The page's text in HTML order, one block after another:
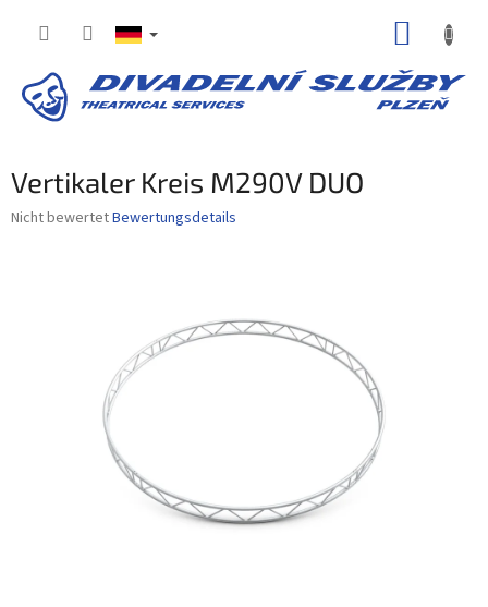
Vertikaler Kreis M290V DUO
Die
Nicht bewertetBewertungsdetails